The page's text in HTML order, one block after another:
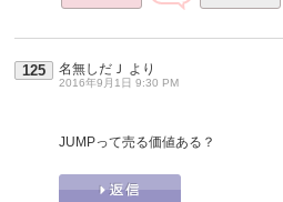
125 名無しだＪ より
2016年9月1日 9:30 PM
JUMPって売る価値ある？